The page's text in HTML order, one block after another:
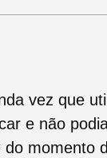
vez que
e não
do momento